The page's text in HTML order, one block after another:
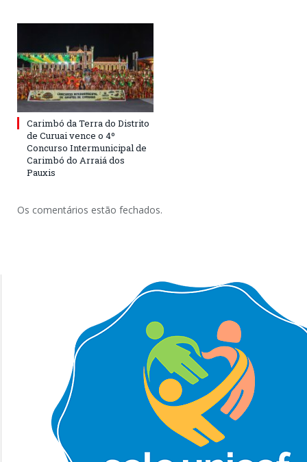
Carimbó da Terra do Distrito
de Curuai vence o 4º
Concurso Intermunicipal de
Carimbó do Arraiá dos
Pauxis
Os comentários estão fechados.